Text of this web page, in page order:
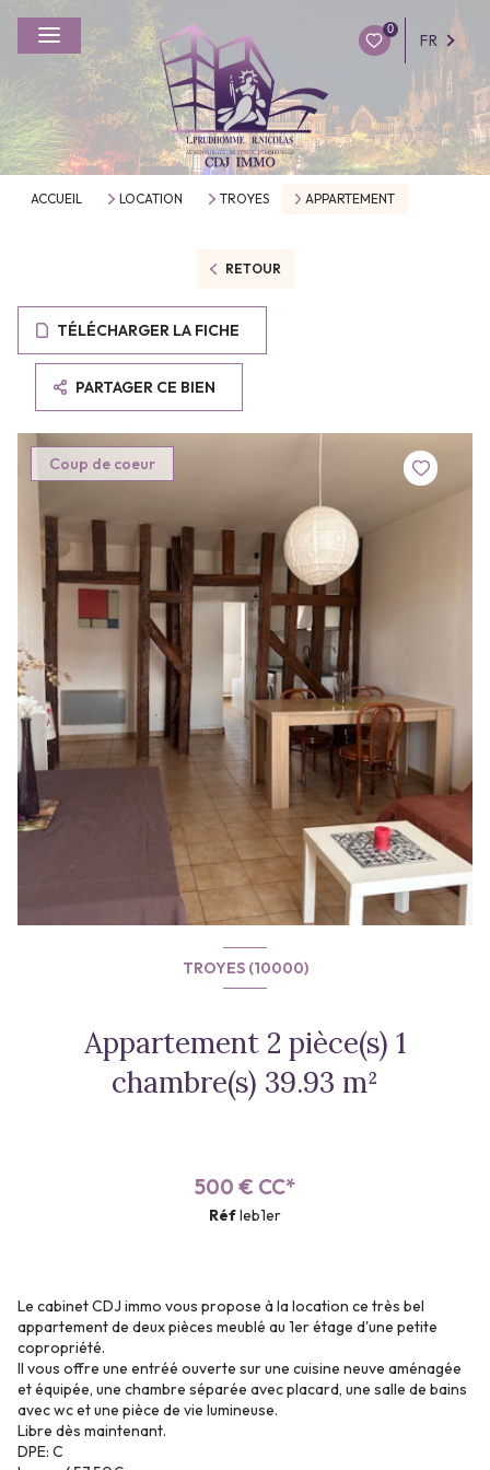
0
FR
ACCUEIL LOCATION TROYES APPARTEMENT
RETOUR
TÉLÉCHARGER LA FICHE
PARTAGER CE BIEN
Coup de coeur
TROYES (10000)
Appartement 2 pièce(s) 1
chambre(s) 39.93 m²
500 € CC*
Réfleb1er
Le cabinet CDJ immo vous propose à la location ce très bel
appartement de deux pièces meublé au 1er étage d'une petite
copropriété.
Il vous offre une entréé ouverte sur une cuisine neuve aménagée
et équipée, une chambre séparée avec placard, une salle de bains
avec wc et une pièce de vie lumineuse.
Libre dès maintenant.
DPE: C